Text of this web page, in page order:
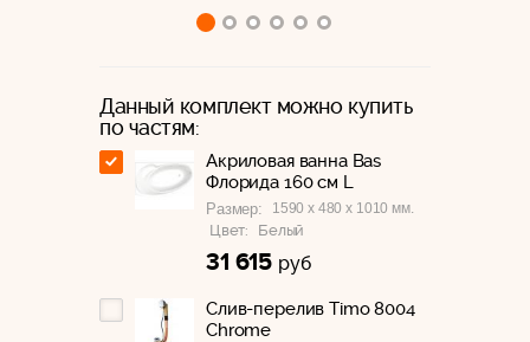
Данный комплект можно купить
по частям:
Акриловая ванна Bas
Флорида 160 см L
Размер: 1590 x 480 x 1010 мм.
Цвет: Белый
31 615 руб
Слив-перелив Timo 8004
Chrome